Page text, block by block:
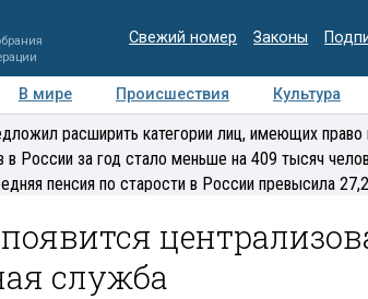
Свежий номер Законы
В мире Происшествия Культура
Медиацентр Интервью
расширить категории лиц, имеющих право
в России за год стало меньше на 409 тысяч
пенсия по старости в России превысила
служба